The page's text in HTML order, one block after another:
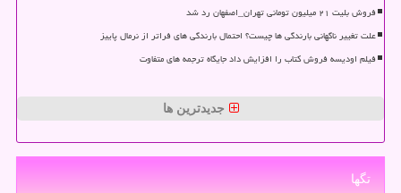
فروش بلیت ۲۱ میلیون تومانی تهران_اصفهان رد شد
علت تغییر ناگهانی بارندگی ها چیست؟ احتمال بارندگی های فراتر از نرمال پاییز
فیلم اودیسه فروش کتاب را افزایش داد جایگاه ترجمه های متفاوت
جدیدترین ها
تگها